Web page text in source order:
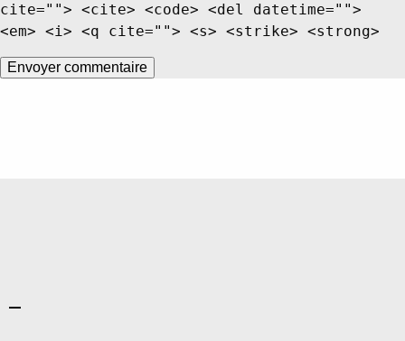
cite=""> <cite> <code> <del datetime="">
<em> <i> <q cite=""> <s> <strike> <strong>